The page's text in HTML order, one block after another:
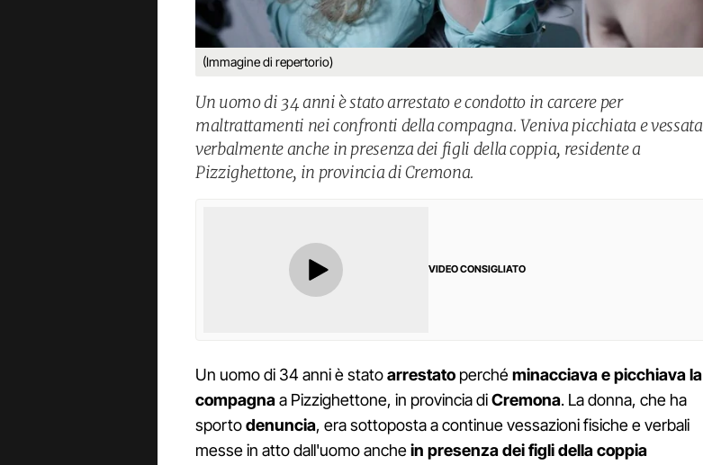
(Immagine di repertorio)
Un uomo di 34 anni è stato arrestato e condotto in carcere per
maltrattamenti nei confronti della compagna. Veniva picchiata e vessata
verbalmente anche in presenza dei figli della coppia, residente a
Pizzighettone, in provincia di Cremona.
VIDEO CONSIGLIATO
Un uomo di 34 anni è statoarrestato perchéminacciava e picchiava la
compagnaa Pizzighettone, in provincia diCremona. La donna, che ha
sportodenuncia, era sottoposta a continue vessazioni fisiche e verbali
messe in atto dall'uomo anchein presenza dei figli della coppia